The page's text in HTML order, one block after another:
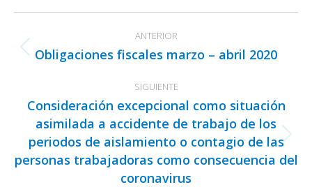
Facebook
X
LinkedIn
entre
publicaciones
ANTERIOR
Publicación
Obligaciones fiscales marzo – abril 2020
SIGUIENTE
Publicación
siguiente:
Consideración excepcional como situación
asimilada a accidente de trabajo de los
periodos de aislamiento o contagio de las
personas trabajadoras como consecuencia del
coronavirus